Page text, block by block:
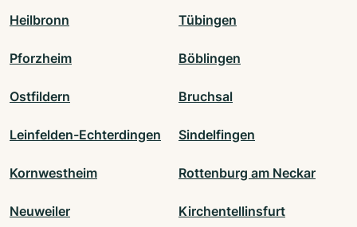
Heilbronn Tübingen
Pforzheim Böblingen
Ostfildern Bruchsal
Leinfelden-Echterdingen Sindelfingen
Kornwestheim Rottenburg am Neckar
Neuweiler Kirchentellinsfurt